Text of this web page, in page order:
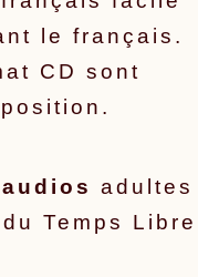
le français.
CD sont
audios adultes
Temps Libre